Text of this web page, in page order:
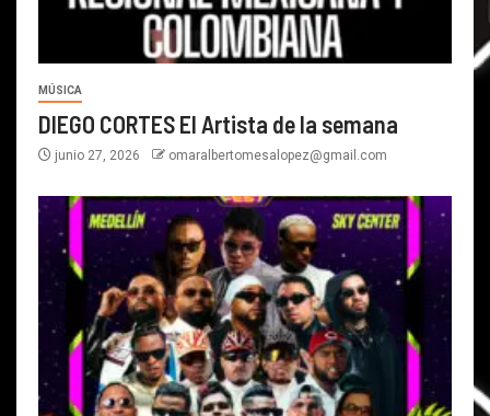
MÚSICA
DIEGO CORTES El Artista de la semana
junio 27, 2026 omaralbertomesalopez@gmail.com